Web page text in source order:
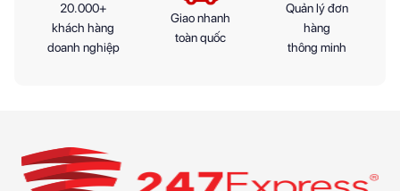
20.000+
khách hàng
doanh nghiệp
Giao nhanh
toàn quốc
Quản lý đơn
hàng
thông minh